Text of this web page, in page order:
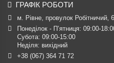
ГРАФІК РОБОТИ
м. Рівне, провулок Робітничий,
Понеділок - П’ятниця: 09:00-
Субота: 09:00-15:00
Неділя: вихідний
+38 (067) 364 71 72